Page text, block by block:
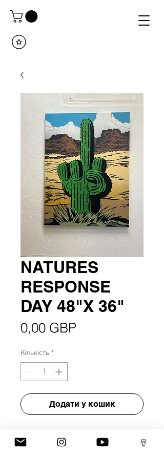
NATURES
RESPONSE
DAY 48"X 36"
0,00 GBP
Кількість *
Додати у кошик